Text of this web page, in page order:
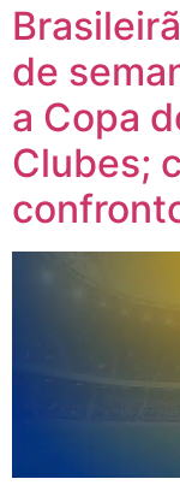
de
a Copa
Clubes;